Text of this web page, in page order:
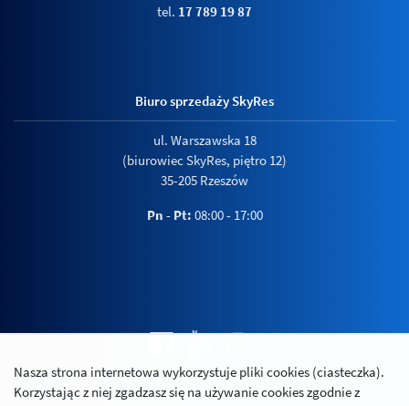
tel. 17 789 19 87
Biuro sprzedaży SkyRes
ul. Warszawska 18
(biurowiec SkyRes, piętro 12)
35-205 Rzeszów
Pn - Pt: 08:00 - 17:00
Polityka prywatności
Relacje inwestorskie
Nasza strona internetowa wykorzystuje pliki cookies (ciasteczka).
Korzystając z niej zgadzasz się na używanie cookies zgodnie z